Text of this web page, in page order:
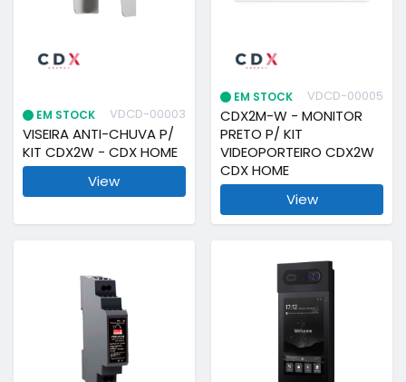
EM STOCK VDCD-00003
VISEIRA ANTI-CHUVA P/
KIT CDX2W - CDX HOME
View
EM STOCK VDCD-00005
CDX2M-W - MONITOR
PRETO P/ KIT
VIDEOPORTEIRO CDX2W
CDX HOME
View